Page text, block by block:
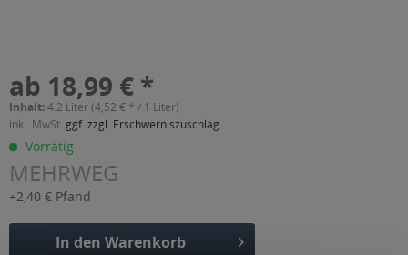
ab 18,99 € *
Inhalt:4.2 Liter (4,52 € * / 1 Liter)
inkl. MwSt. ggf. zzgl. Erschwerniszuschlag
Vorrätig
MEHRWEG
+2,40 € Pfand
In den Warenkorb